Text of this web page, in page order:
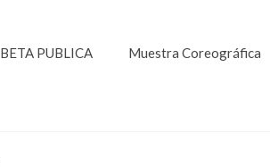
BETA PUBLICA Muestra Coreográfica